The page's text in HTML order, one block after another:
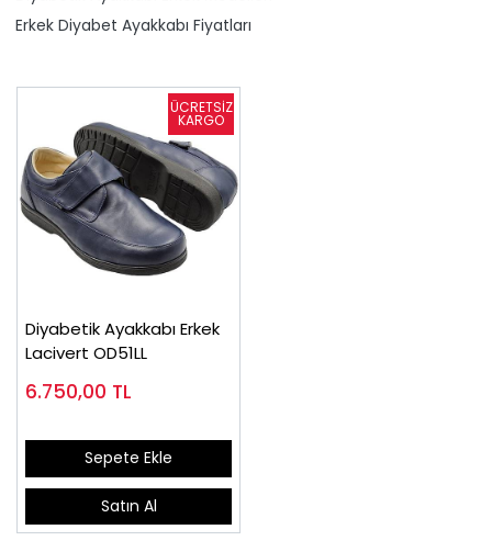
Erkek Diyabet Ayakkabı Fiyatları
Diyabetik Ayakkabı Erkek
Lacivert OD51LL
6.750,00 TL
Sepete Ekle
Satın Al